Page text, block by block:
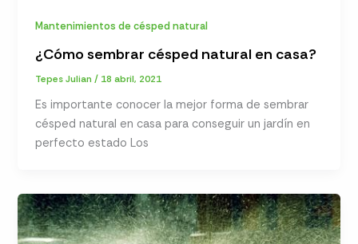
Mantenimientos de césped natural
¿Cómo sembrar césped natural en casa?
Tepes Julian/ 18 abril, 2021
Es importante conocer la mejor forma de sembrar
césped natural en casa para conseguir un jardín en
perfecto estado Los